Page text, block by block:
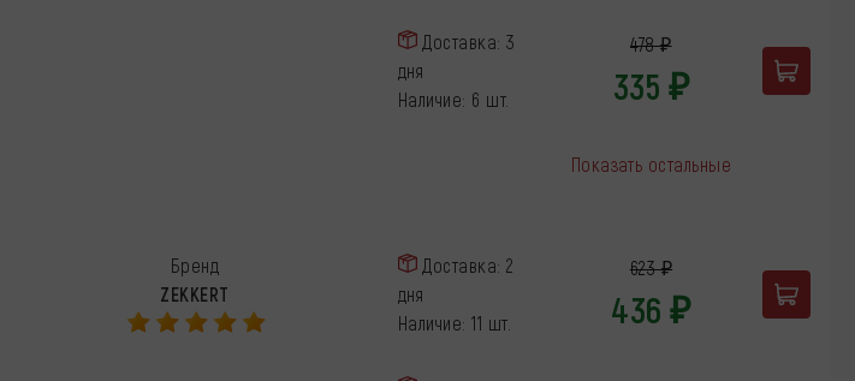
Доставка: 3
дня
Наличие: 6 шт.
478 ₽
335 ₽
Показать остальные
Бренд
ZEKKERT
Доставка: 2
дня
Наличие: 11 шт.
623 ₽
436 ₽